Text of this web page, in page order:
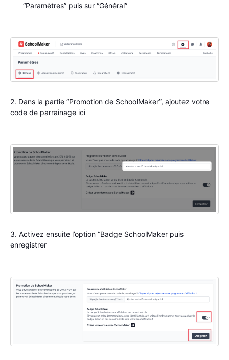
“Paramètres” puis sur “Général”
2. Dans la partie “Promotion de SchoolMaker”, ajoutez votre
code de parrainage ici
3. Activez ensuite l’option “Badge SchoolMaker puis
enregistrer